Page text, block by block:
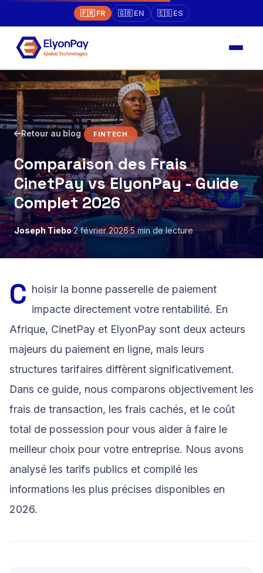
🇫🇷 FR 🇬🇧 EN 🇪🇸 ES
Retour au blog FINTECH
Comparaison des Frais
CinetPay vs ElyonPay - Guide
Complet 2026
Joseph Tiebo·2 février 2026·5 min de lecture
C hoisir la bonne passerelle de paiement
impacte directement votre rentabilité. En
Afrique, CinetPay et ElyonPay sont deux acteurs
majeurs du paiement en ligne, mais leurs
structures tarifaires diffèrent significativement.
Dans ce guide, nous comparons objectivement les
frais de transaction, les frais cachés, et le coût
total de possession pour vous aider à faire le
meilleur choix pour votre entreprise. Nous avons
analysé les tarifs publics et compilé les
informations les plus précises disponibles en
2026.